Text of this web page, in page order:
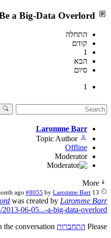
התחלה
קודם
1
הבא
סיום
1
Laromme Barr
Topic Author
Offline
Moderator
More
13 years 1 month ago
#8055 by Laromme Barr
was created by Laromme Barr
06-05...-a-big-data-overlord
Please התחברות